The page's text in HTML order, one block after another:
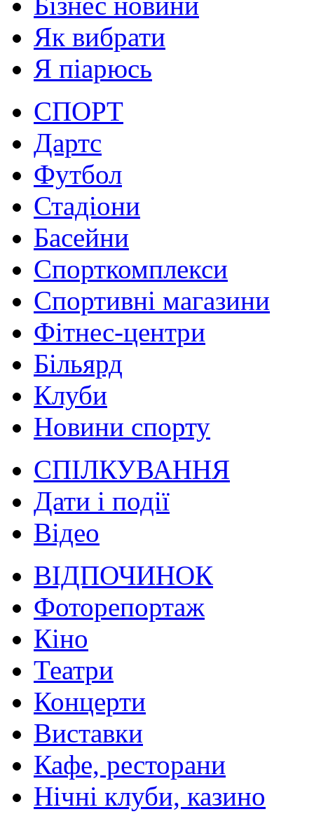
Як вибрати
Я піарюсь
СПОРТ
Дартс
Футбол
Стадіони
Басейни
Спорткомплекси
Спортивні магазини
Фітнес-центри
Більярд
Клуби
Новини спорту
СПІЛКУВАННЯ
Дати і події
Відео
ВІДПОЧИНОК
Фоторепортаж
Кіно
Театри
Концерти
Виставки
Кафе, ресторани
Нічні клуби, казино